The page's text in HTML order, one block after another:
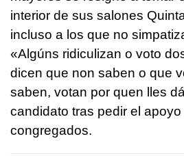
interior de sus salones
incluso a los que no
«Algúns ridiculizan o voto
dicen que non saben o que
saben, votan por quen lles
candidato tras pedir el apoyo
congregados.